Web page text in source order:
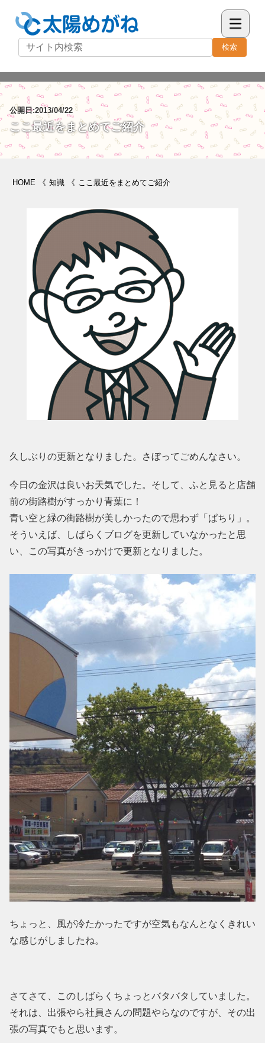
検索
公開日:2013/04/22
ここ最近をまとめてご紹介
HOME 《 知識 《 ここ最近をまとめてご紹介
久しぶりの更新となりました。さぼってごめんなさい。
今日の金沢は良いお天気でした。そして、ふと見ると店舗
前の街路樹がすっかり青葉に！
青い空と緑の街路樹が美しかったので思わず「ぱちり」。
そういえば、しばらくブログを更新していなかったと思
い、この写真がきっかけで更新となりました。
ちょっと、風が冷たかったですが空気もなんとなくきれい
な感じがしましたね。
さてさて、このしばらくちょっとバタバタしていました。
それは、出張やら社員さんの問題やらなのですが、その出
張の写真でもと思います。